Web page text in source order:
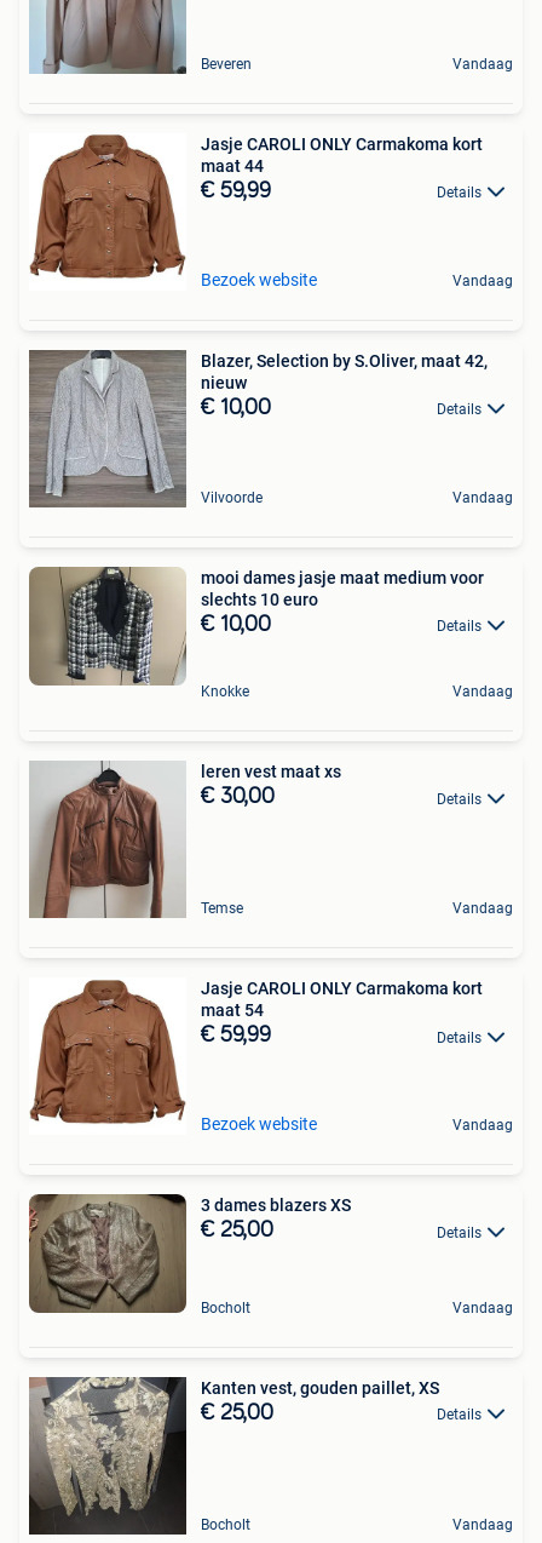
Beveren Vandaag
Jasje CAROLI ONLY Carmakoma kort
maat 44
€ 59,99 Details
Bezoek website Vandaag
Blazer, Selection by S.Oliver, maat 42,
nieuw
€ 10,00 Details
Vilvoorde Vandaag
mooi dames jasje maat medium voor
slechts 10 euro
€ 10,00 Details
Knokke Vandaag
leren vest maat xs
€ 30,00 Details
Temse Vandaag
Jasje CAROLI ONLY Carmakoma kort
maat 54
€ 59,99 Details
Bezoek website Vandaag
3 dames blazers XS
€ 25,00 Details
Bocholt Vandaag
Kanten vest, gouden paillet, XS
€ 25,00 Details
Bocholt Vandaag